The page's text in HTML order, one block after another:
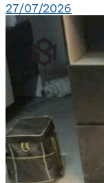
27/07/2026